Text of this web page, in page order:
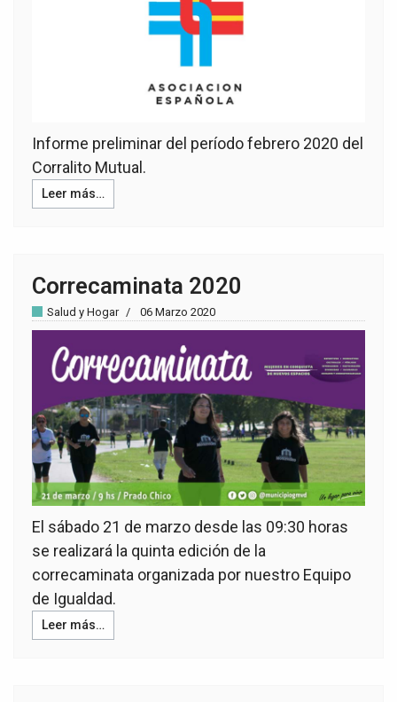
Informe preliminar del período febrero 2020 del
Corralito Mutual.
Leer más…
Correcaminata 2020
Salud y Hogar 06 Marzo 2020
El sábado 21 de marzo desde las 09:30 horas
se realizará la quinta edición de la
correcaminata organizada por nuestro Equipo
de Igualdad.
Leer más…